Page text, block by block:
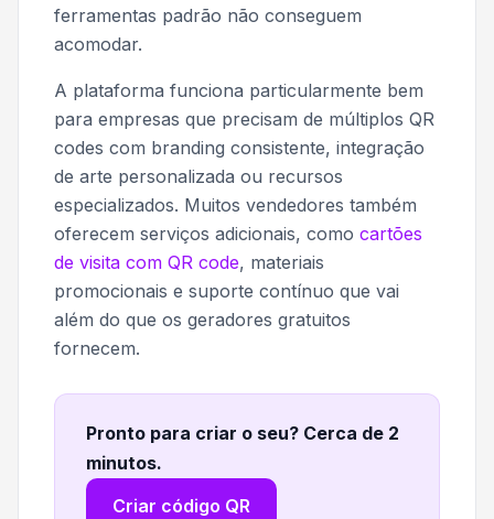
ferramentas padrão não conseguem
acomodar.
A plataforma funciona particularmente bem
para empresas que precisam de múltiplos QR
codes com branding consistente, integração
de arte personalizada ou recursos
especializados. Muitos vendedores também
oferecem serviços adicionais, como cartões
de visita com QR code, materiais
promocionais e suporte contínuo que vai
além do que os geradores gratuitos
fornecem.
Pronto para criar o seu? Cerca de 2
minutos.
Criar código QR